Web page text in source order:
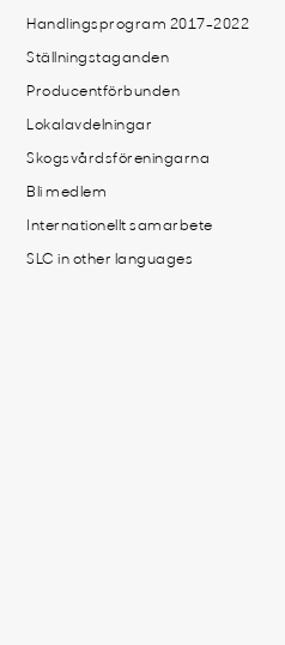
Handlingsprogram 2017-2022
Ställningstaganden
Producentförbunden
Lokalavdelningar
Skogsvårdsföreningarna
Bli medlem
Internationellt samarbete
SLC in other languages